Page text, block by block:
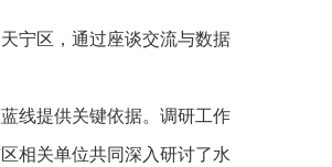
宁区，通过座谈交流与数据
线提供关键依据。调研工作
相关单位共同深入研讨了水